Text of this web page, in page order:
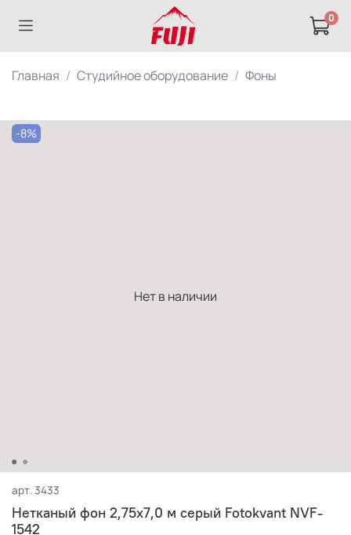
0
Главная Студийное оборудование Фоны
Нет в наличии
-8%
арт.3433
Нетканый фон 2,75х7,0 м серый Fotokvant NVF-
1542